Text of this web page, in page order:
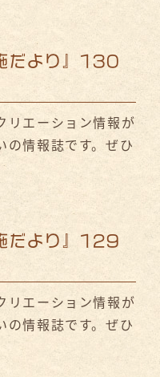
だより』130
リエーション情報が
の情報誌です。ぜひ
だより』129
リエーション情報が
の情報誌です。ぜひ